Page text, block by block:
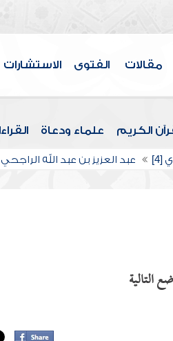
مقالات الفتوى الاستشارات
الكريم علماء ودعاة
[4] عبد العزيز بن عبد الله الراجحي
التالية